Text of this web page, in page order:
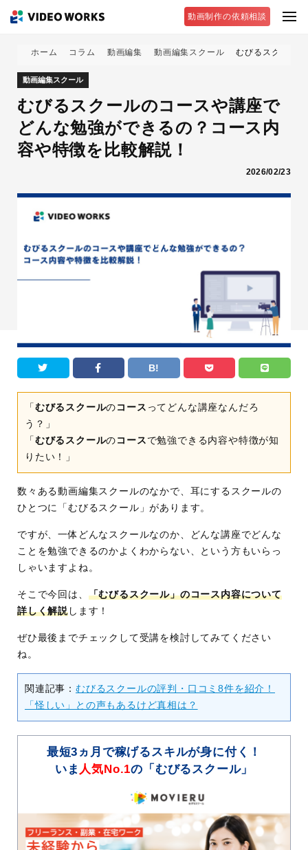
動画制作の依頼相談
ホーム コラム 動画編集 動画編集スクール むびるスクール
動画編集スクール
むびるスクールのコースや講座で
どんな勉強ができるの？コース内
容や特徴を比較解説！
2026/02/23
B!
「 むびるスクールの コース ってどんな講座なんだろ
う？」
「 むびるスクールの コース で勉強できる内容や特徴が知
りたい！」
数々ある動画編集スクールのなかで、耳にするスクールの
ひとつに「むびるスクール」があります。
ですが、一体どんなスクールなのか、どんな講座でどんな
ことを勉強できるのかよくわからない、という方もいらっ
しゃいますよね。
そこで今回は、 「むびるスクール」のコース内容について
詳しく解説 します！
ぜひ最後までチェックして受講を検討してみてください
ね。
関連記事： むびるスクールの評判・口コミ8件を紹介！
「怪しい」との声もあるけど真相は？
最短3ヵ月で稼げるスキルが身に付く！
いま 人気No.1の「むびるスクール」